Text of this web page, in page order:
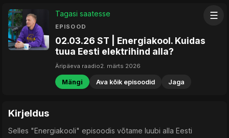
☰
Tagasi saatesse
EPISOOD
02.03.26 ST | Energiakool. Kuidas
tuua Eesti elektrihind alla?
Äripäeva raadio2. märts 2026
Mängi Ava kõik episoodid Jaga
Kirjeldus
Selles "Energiakooli" episoodis võtame luubi alla Eesti